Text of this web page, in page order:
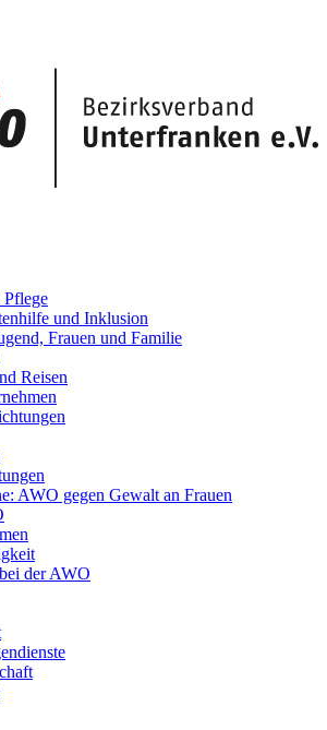
und Inklusion
Frauen und Familie
Reisen
AWO gegen Gewalt an Frauen
der AWO